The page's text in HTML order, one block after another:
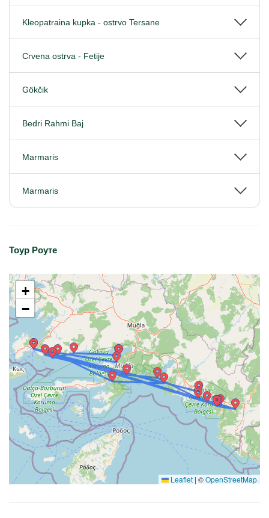
Kleopatraina kupka - ostrvo Tersane
Crvena ostrva - Fetije
Gökčik
Bedri Rahmi Baj
Marmaris
Marmaris
Тоур Роуте
+
−
Leaflet | ©OpenStreetMap